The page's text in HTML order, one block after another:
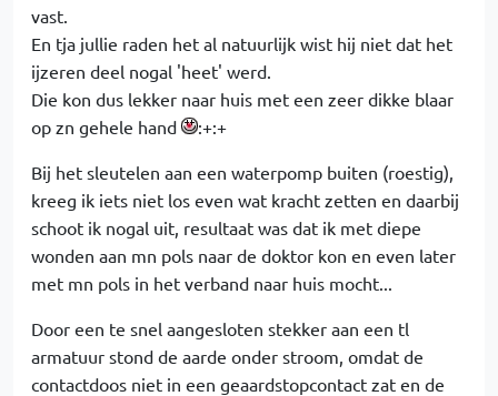
vast.
En tja jullie raden het al natuurlijk wist hij niet dat het
ijzeren deel nogal 'heet' werd.
Die kon dus lekker naar huis met een zeer dikke blaar
op zn gehele hand
:+:+
Bij het sleutelen aan een waterpomp buiten (roestig),
kreeg ik iets niet los even wat kracht zetten en daarbij
schoot ik nogal uit, resultaat was dat ik met diepe
wonden aan mn pols naar de doktor kon en even later
met mn pols in het verband naar huis mocht...
Door een te snel aangesloten stekker aan een tl
armatuur stond de aarde onder stroom, omdat de
contactdoos niet in een geaardstopcontact zat en de